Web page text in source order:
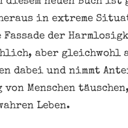
in extreme
der
aber gleichwohl
dabei und nimmt
von Menschen
Leben.